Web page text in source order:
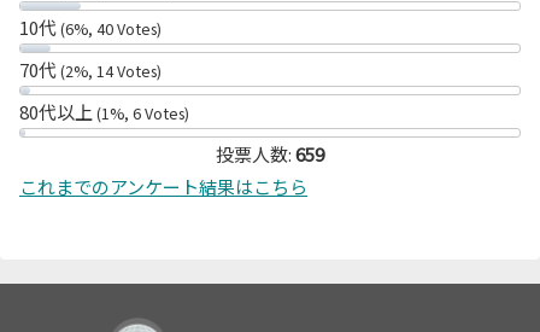
10代(6%, 40 Votes)
70代(2%, 14 Votes)
80代以上(1%, 6 Votes)
投票人数:659
これまでのアンケート結果はこちら